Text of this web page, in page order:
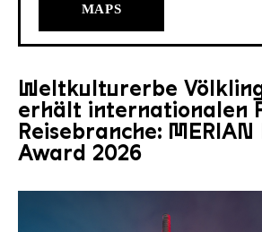
MAPS
Weltkulturerbe
erhält internationalen
Reisebranche: MERIAN
Award 2026